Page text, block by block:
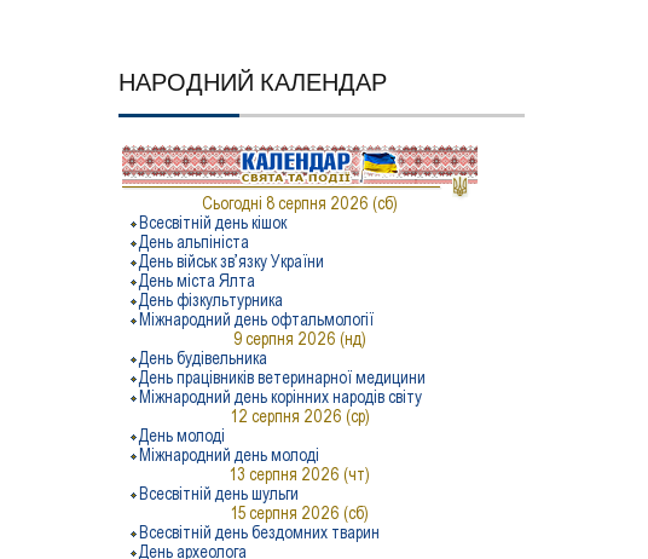
НАРОДНИЙ КАЛЕНДАР